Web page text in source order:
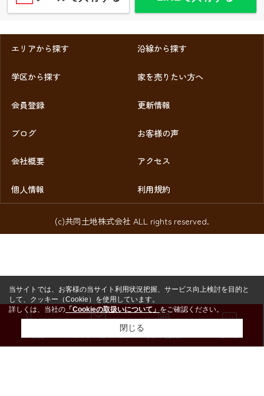
エリアから探す 沿線から探す
学区から探す 家を売りたい方へ
会員登録 更新情報
ブログ お客様の声
会社概要 アクセス
個人情報 利用規約
(c)共同土地株式会社 ALL rights reserved.
お問い合わせ
当サイトでは、お客様の当サイト利用状況把握、サービス向上検討を目的と
して、クッキー（Cookie）を使用しています。
詳しくは、当社の 「Cookieの取扱いについて」をご確認ください。
閉じる